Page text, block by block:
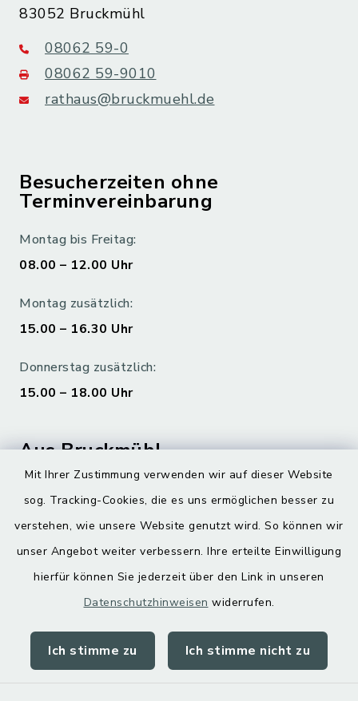
Mit Ihrer Zustimmung verwenden wir auf dieser Website
sog. Tracking-Cookies, die es uns ermöglichen besser zu
verstehen, wie unsere Website genutzt wird. So können wir
unser Angebot weiter verbessern. Ihre erteilte Einwilligung
hierfür können Sie jederzeit über den Link in unseren
Datenschutzhinweisen widerrufen.
Ich stimme zu Ich stimme nicht zu
83052 Bruckmühl
08062 59-0
08062 59-9010
rathaus@bruckmuehl.de
Besucherzeiten ohne
Terminvereinbarung
Montag bis Freitag:
08.00 – 12.00 Uhr
Montag zusätzlich:
15.00 – 16.30 Uhr
Donnerstag zusätzlich:
15.00 – 18.00 Uhr
Aus Bruckmühl
Digitaler Ortsplan
Kontakt